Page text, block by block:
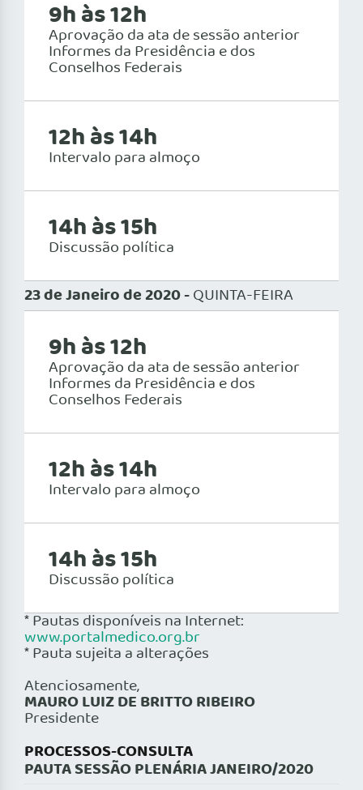
9h às 12h
Aprovação da ata de sessão anterior
Informes da Presidência e dos
Conselhos Federais
12h às 14h
Intervalo para almoço
14h às 15h
Discussão política
23 de Janeiro de 2020 -QUINTA-FEIRA
9h às 12h
Aprovação da ata de sessão anterior
Informes da Presidência e dos
Conselhos Federais
12h às 14h
Intervalo para almoço
14h às 15h
Discussão política
* Pautas disponíveis na Internet:
www.portalmedico.org.br
* Pauta sujeita a alterações
Atenciosamente,
MAURO LUIZ DE BRITTO RIBEIRO
Presidente
PROCESSOS-CONSULTA
PAUTA SESSÃO PLENÁRIA JANEIRO/2020